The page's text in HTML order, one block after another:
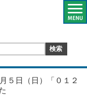
５日（日）「０１２